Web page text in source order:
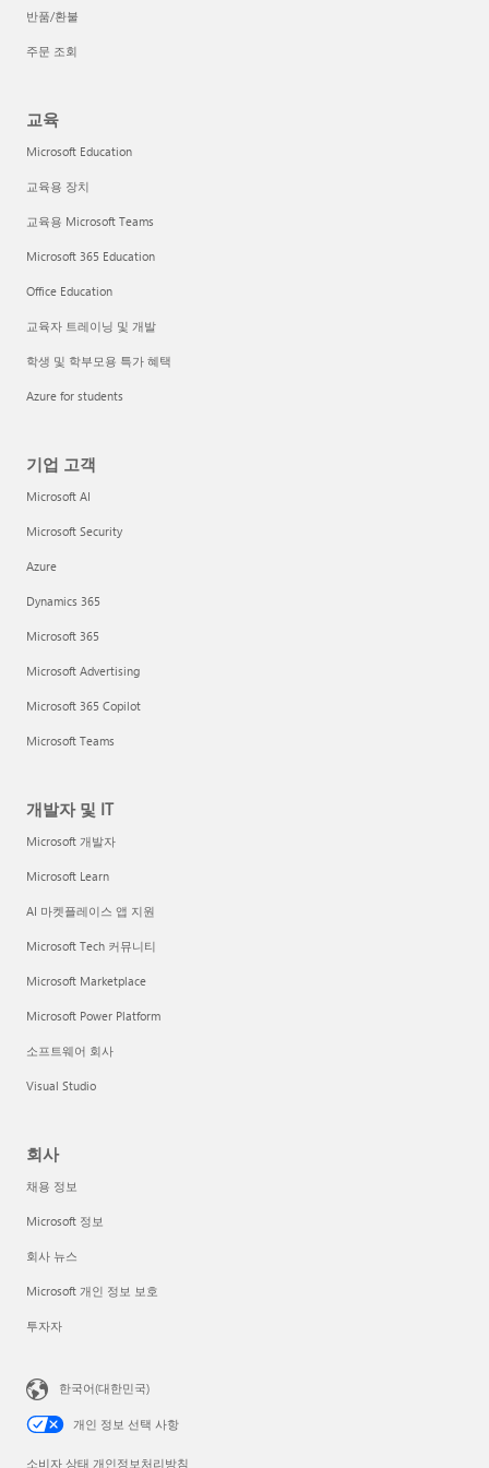
반품/환불
주문 조회
교육
Microsoft Education
교육용 장치
교육용 Microsoft Teams
Microsoft 365 Education
Office Education
교육자 트레이닝 및 개발
학생 및 학부모용 특가 혜택
Azure for students
기업 고객
Microsoft AI
Microsoft Security
Azure
Dynamics 365
Microsoft 365
Microsoft Advertising
Microsoft 365 Copilot
Microsoft Teams
개발자 및 IT
Microsoft 개발자
Microsoft Learn
AI 마켓플레이스 앱 지원
Microsoft Tech 커뮤니티
Microsoft Marketplace
Microsoft Power Platform
소프트웨어 회사
Visual Studio
회사
채용 정보
Microsoft 정보
회사 뉴스
Microsoft 개인 정보 보호
투자자
한국어(대한민국)
개인 정보 선택 사항
소비자 상태 개인정보처리방침